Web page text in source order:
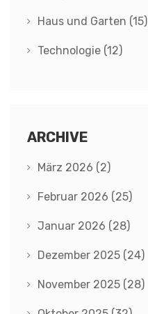
Haus und Garten (15)
Technologie (12)
ARCHIVE
März 2026 (2)
Februar 2026 (25)
Januar 2026 (28)
Dezember 2025 (24)
November 2025 (28)